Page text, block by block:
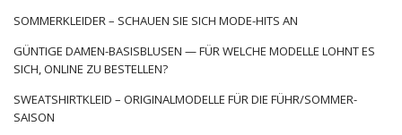
SOMMERKLEIDER – SCHAUEN SIE SICH MODE-HITS AN
GÜNTIGE DAMEN-BASISBLUSEN — FÜR WELCHE MODELLE LOHNT ES
SICH, ONLINE ZU BESTELLEN?
SWEATSHIRTKLEID – ORIGINALMODELLE FÜR DIE FÜHR/SOMMER-
SAISON